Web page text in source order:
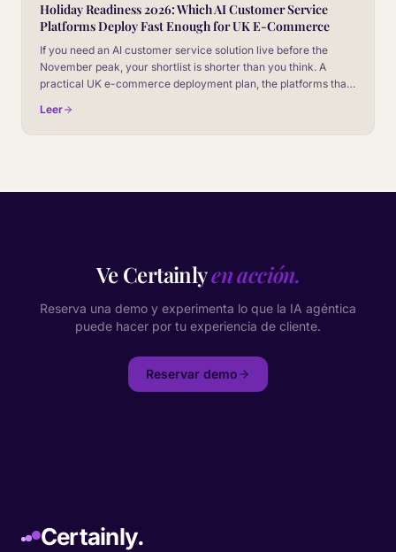
Holiday Readiness 2026: Which AI Customer Service
Platforms Deploy Fast Enough for UK E-Commerce
If you need an AI customer service solution live before the
November peak, your shortlist is shorter than you think. A
practical UK e-commerce deployment plan, the platforms that
under peak load.
Leer
Ve Certainlyen acción.
Reserva una demo y experimenta lo que la IA agéntica
puede hacer por tu experiencia de cliente.
Reservar demo
Certainly.